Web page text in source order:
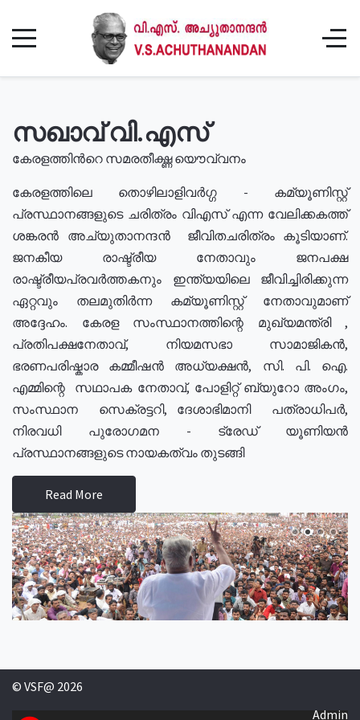
സഖാവ് വി.എസ്
കേരളത്തിൻറെ സമരതീക്ഷ്ണ യൌവ്വനം
കേരളത്തിലെ തൊഴിലാളിവർഗ്ഗ - കമ്യൂണിസ്റ്റ്
പ്രസ്ഥാനങ്ങളുടെ ചരിത്രം വിഎസ് എന്ന വേലിക്കകത്ത്
ശങ്കരൻ അച്യുതാനന്ദൻ ജീവിതചരിത്രം കൂടിയാണ്.
ജനകീയ രാഷ്ട്രീയ നേതാവും ജനപക്ഷ
രാഷ്ട്രീയപ്രവർത്തകനും ഇന്ത്യയിലെ ജീവിച്ചിരിക്കുന്ന
ഏറ്റവും തലമുതിർന്ന കമ്യൂണിസ്റ്റ് നേതാവുമാണ്
അദ്ദേഹം. കേരള സംസ്ഥാനത്തിന്റെ മുഖ്യമന്ത്രി ,
പ്രതിപക്ഷനേതാവ്, നിയമസഭാ സാമാജികൻ,
ഭരണപരിഷ്കാര കമ്മീഷൻ അധ്യക്ഷൻ, സി. പി. ഐ.
എമ്മിന്റെ സഥാപക നേതാവ്, പോളിറ്റ് ബ്യുറോ അംഗം,
സംസ്ഥാന സെക്രട്ടറി, ദേശാഭിമാനി പത്രാധിപർ,
നിരവധി പുരോഗമന - ട്രേഡ് യൂണിയൻ
പ്രസ്ഥാനങ്ങളുടെ നായകത്വം തുടങ്ങി
Read More
© VSF@ 2026
Admin